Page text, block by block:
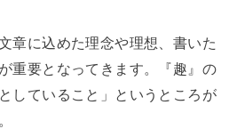
章に込めた理念や理想、書いた
重要となってきます。『趣』の
していること」というところが